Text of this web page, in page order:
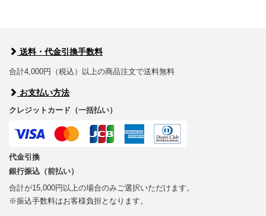
送料・代金引換手数料
合計4,000円（税込）以上の商品注文で送料無料
お支払い方法
クレジットカード（一括払い）
代金引換
銀行振込（前払い）
合計が15,000円以上の場合のみご選択いただけます。
※振込手数料はお客様負担となります。